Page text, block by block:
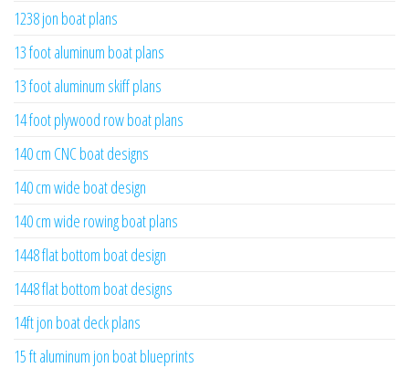
1238 jon boat plans
13 foot aluminum boat plans
13 foot aluminum skiff plans
14 foot plywood row boat plans
140 cm CNC boat designs
140 cm wide boat design
140 cm wide rowing boat plans
1448 flat bottom boat design
1448 flat bottom boat designs
14ft jon boat deck plans
15 ft aluminum jon boat blueprints